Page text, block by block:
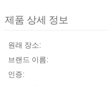
제품 상세 정보
원래 장소:
브랜드 이름:
인증: